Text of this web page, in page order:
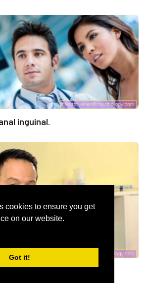
cookies to ensure you get
on our website.
Got it!
inguinal.
el embarazo